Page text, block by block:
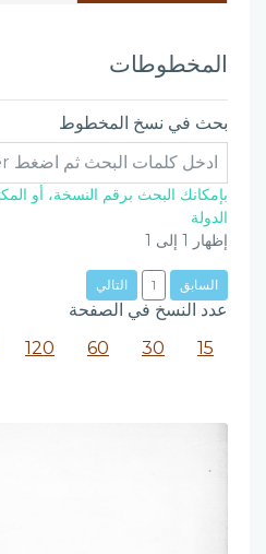
المخطوطات
بحث في نسخ المخطوط
بإمكانك البحث برقم النسخة، أو
الدولة
إظهار 1 إلى 1
السابق 1 التالي
عدد النسخ في الصفحة
15
30
60
120